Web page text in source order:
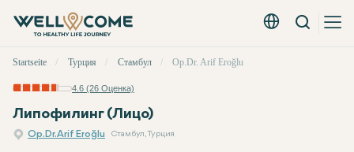
Русский - EUR
Вызов
меню
Startseite Турция Стамбул Op.Dr. Arif Eroğlu
4.6 (26 Оценка)
Липофилинг (Лицо)
Op.Dr. Arif Eroğlu Стамбул, Турция